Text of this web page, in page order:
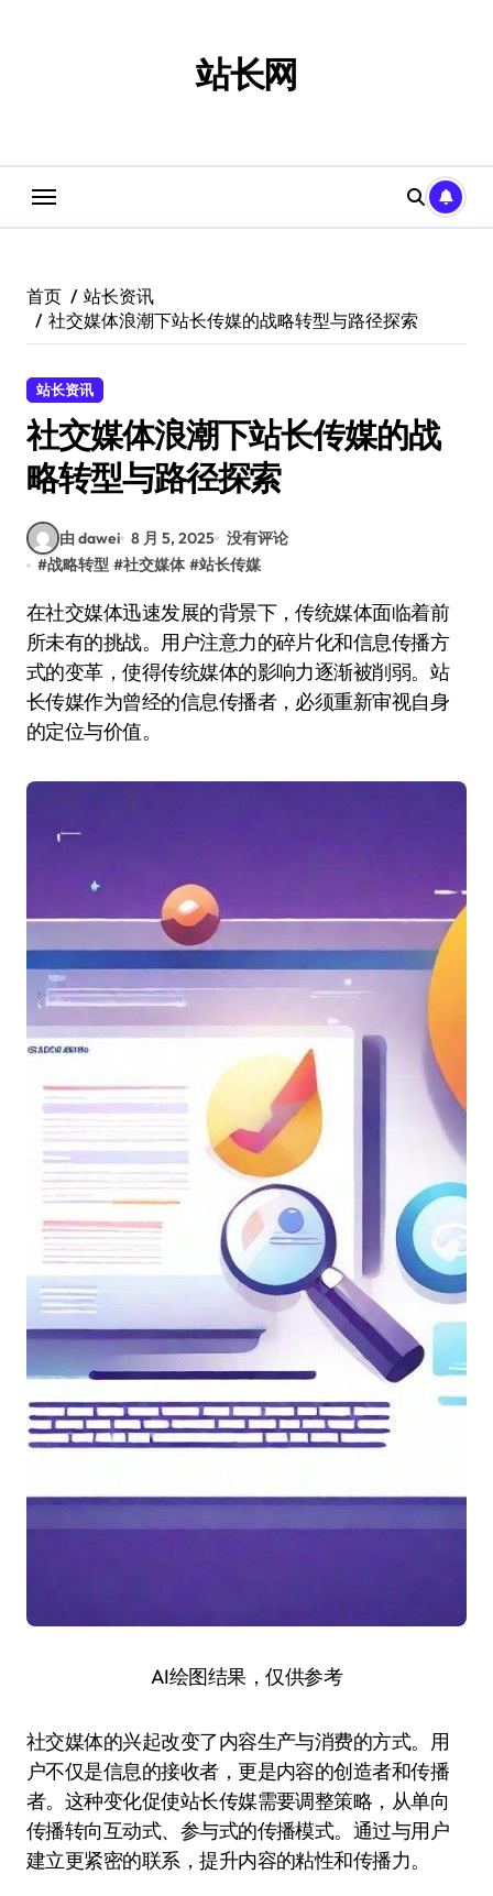
站长网
首页
站长资讯
社交媒体浪潮下站长传媒的战略转型与路径探索
站长资讯
社交媒体浪潮下站长传媒的战
略转型与路径探索
由 dawei 8 月 5, 2025 没有评论
#战略转型 #社交媒体 #站长传媒
在社交媒体迅速发展的背景下，传统媒体面临着前
所未有的挑战。用户注意力的碎片化和信息传播方
式的变革，使得传统媒体的影响力逐渐被削弱。站
长传媒作为曾经的信息传播者，必须重新审视自身
的定位与价值。
AI绘图结果，仅供参考
社交媒体的兴起改变了内容生产与消费的方式。用
户不仅是信息的接收者，更是内容的创造者和传播
者。这种变化促使站长传媒需要调整策略，从单向
传播转向互动式、参与式的传播模式。通过与用户
建立更紧密的联系，提升内容的粘性和传播力。